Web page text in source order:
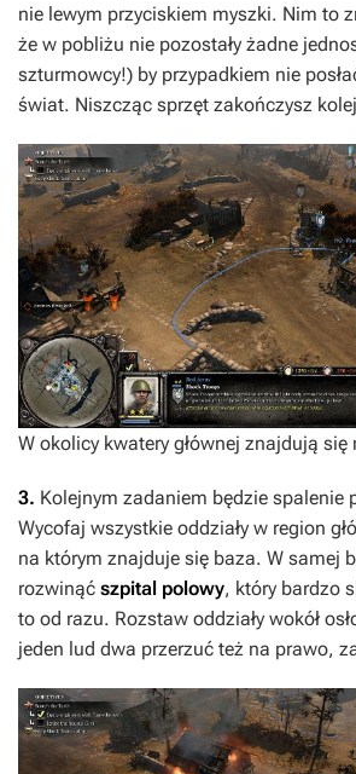
nie lewym przyciskiem myszki. Nim to
że w pobliżu nie pozostały żadne
szturmowcy!) by przypadkiem nie
świat. Niszcząc sprzęt zakończysz
W okolicy kwatery głównej znajdują
3. Kolejnym zadaniem będzie spalenie
Wycofaj wszystkie oddziały w region
na którym znajduje się baza. W samej
rozwinąć szpital polowy, który bardzo
to od razu. Rozstaw oddziały wokół
jeden lud dwa przerzuć też na prawo,